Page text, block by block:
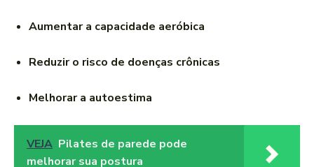
Aumentar a capacidade aeróbica
Reduzir o risco de doenças crônicas
Melhorar a autoestima
VEJA Pilates de parede pode
melhorar sua postura